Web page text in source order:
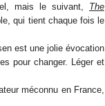
mais le suivant, The
qui tient chaque fois le
est une jolie évocation
pour changer. Léger et
méconnu en France,